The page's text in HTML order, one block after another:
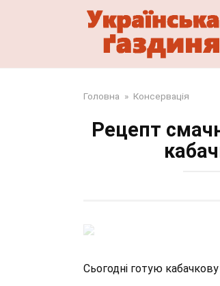
Головна » Консервація
Рецепт
Сьогодні готую